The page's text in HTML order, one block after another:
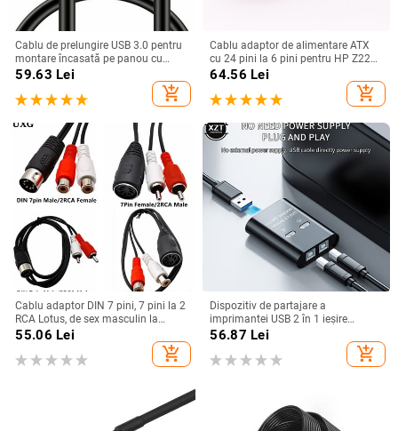
Cablu de prelungire USB 3.0 pentru
montare încasată pe panou cu
cataramă pentru mașină, camion,
barcă, motocicletă, tablou de bord
1M
59.63 Lei
add_shopping_cart
Cablu adaptor de alimentare ATX
cu 24 pini la 6 pini pentru HP Z220
Z230 SFF MT TWR seria 4000 6005
8300 ProDesk 600 G1 EliteDesk 800
64.56 Lei
add_shopping_cart
Cablu adaptor DIN 7 pini, 7 pini la 2
RCA Lotus, de sex masculin la
femelă, pentru echipament audio
vintage, cablu adaptor pentru
difuzor, linie 0,5 m/1 m/1,5 m
55.06 Lei
add_shopping_cart
Dispozitiv de partajare a
imprimantei USB 2 în 1 ieșire
Dispozitiv de partajare a
imprimantei cu 2 porturi Comutare
manuală Kvm Splitter Hub
56.87 Lei
add_shopping_cart